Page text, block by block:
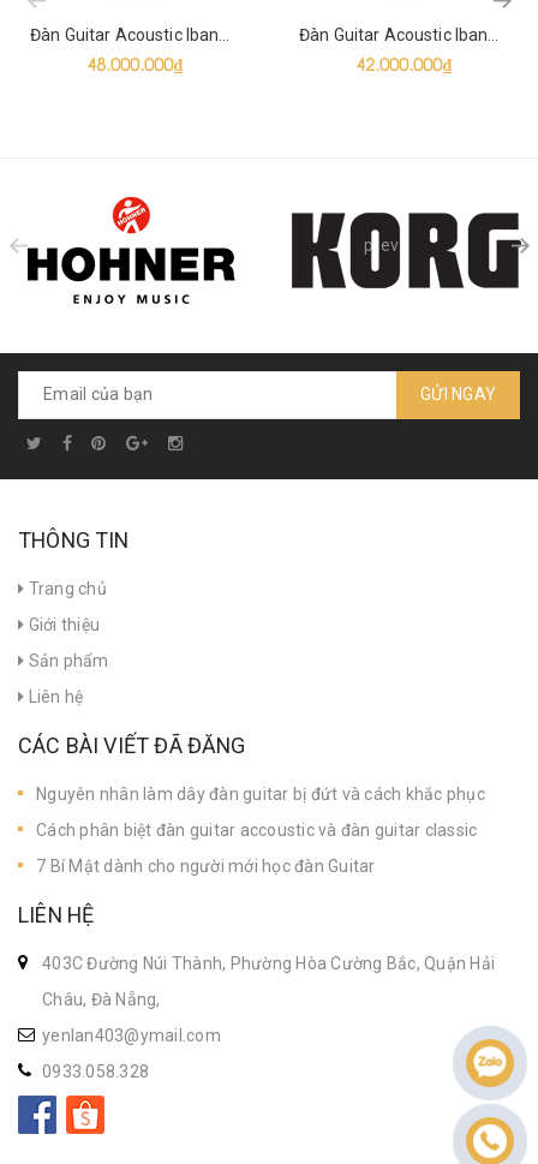
48.000.000₫ 42.000.000₫
prev
GỬI NGAY
THÔNG TIN
Trang chủ
Giới thiệu
Sản phẩm
Liên hệ
CÁC BÀI VIẾT ĐÃ ĐĂNG
Nguyên nhân làm dây đàn guitar bị đứt và cách khắc phục
Cách phân biệt đàn guitar accoustic và đàn guitar classic
7 Bí Mật dành cho người mới học đàn Guitar
LIÊN HỆ
403C Đường Núi Thành, Phường Hòa Cường Bắc, Quận Hải
Châu, Đà Nẵng,
yenlan403@ymail.com
0933.058.328